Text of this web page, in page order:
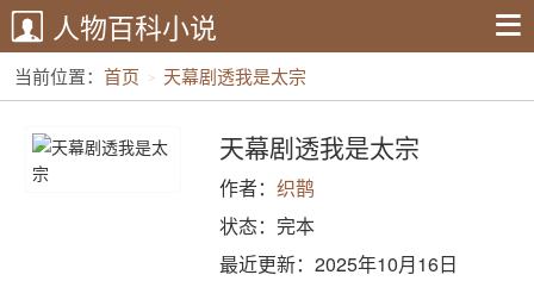
人物百科小说
当前位置： 首页 天幕剧透我是太宗
天幕剧透我是太宗
作者： 织鹊
状态：完本
最近更新：2025年10月16日